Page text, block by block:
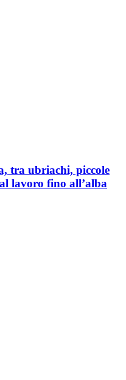
tra ubriachi, piccole
lavoro fino all’alba